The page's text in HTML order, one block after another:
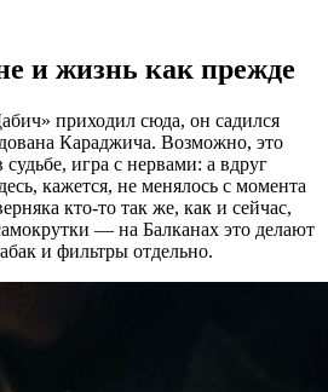
и жизнь как прежде
приходил сюда, он садился
Караджича. Возможно, это
игра с нервами: а вдруг
кажется, не менялось с момента
кто-то так же, как и сейчас,
— на Балканах это делают
и фильтры отдельно.